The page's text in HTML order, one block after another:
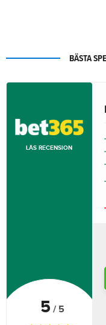
BÄSTA
5 / 5
LÄS RECENSION